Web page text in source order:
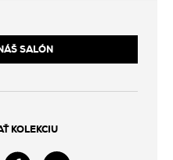
SALÓN
KOLEKCIU